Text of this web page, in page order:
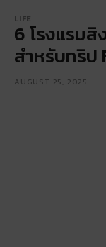
LIFE
6 โรงแรมสิ
สำหรับทริป
AUGUST 25, 2025